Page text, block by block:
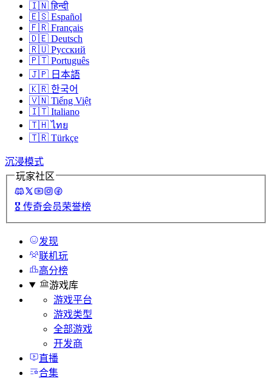
🇮🇳 हिन्दी
🇪🇸 Español
🇫🇷 Français
🇩🇪 Deutsch
🇷🇺 Русский
🇵🇹 Português
🇯🇵 日本語
🇰🇷 한국어
🇻🇳 Tiếng Việt
🇮🇹 Italiano
🇹🇭 ไทย
🇹🇷 Türkçe
沉浸模式
玩家社区
🎖️ 传奇会员荣誉榜
发现
联机玩
高分榜
游戏库
游戏平台
游戏类型
全部游戏
开发商
直播
合集